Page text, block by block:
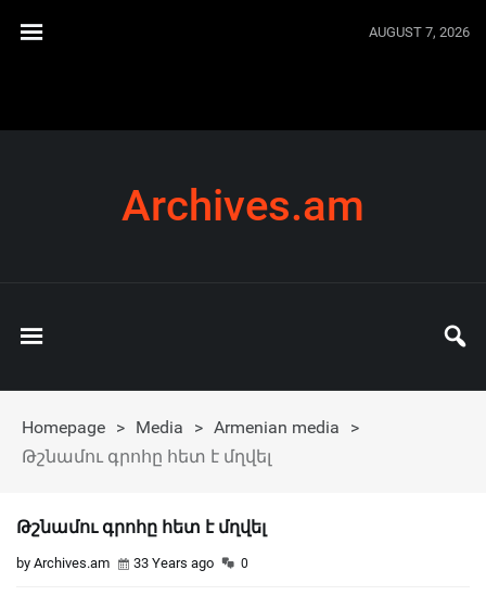
AUGUST 7, 2026
Archives.am
Homepage > Media > Armenian media
>
Թշնամու գրոհը հետ է մղվել
Թշնամու գրոհը հետ է մղվել
by Archives.am 33 Years ago 0